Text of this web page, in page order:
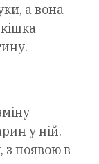
а вона
у ній.
з появою в